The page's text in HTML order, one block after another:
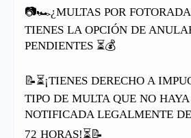
📷🏎¿MULTAS POR
TIENES LA OPCIÓN DE
PENDIENTES ⏳💰
📝⏳¡TIENES DERECHO A
TIPO DE MULTA QUE NO
NOTIFICADA LEGALMENTE
72 HORAS!⏳📝